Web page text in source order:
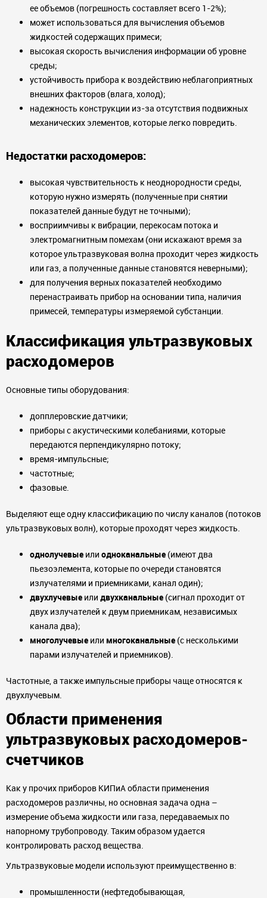
ее объемов (погрешность составляет всего 1-2%);
может использоваться для вычисления объемов
жидкостей содержащих примеси;
высокая скорость вычисления информации об уровне
среды;
устойчивость прибора к воздействию неблагоприятных
внешних факторов (влага, холод);
надежность конструкции из-за отсутствия подвижных
механических элементов, которые легко повредить.
Недостатки расходомеров:
высокая чувствительность к неоднородности среды,
которую нужно измерять (полученные при снятии
показателей данные будут не точными);
восприимчивы к вибрации, перекосам потока и
электромагнитным помехам (они искажают время за
которое ультразвуковая волна проходит через жидкость
или газ, а полученные данные становятся неверными);
для получения верных показателей необходимо
перенастраивать прибор на основании типа, наличия
примесей, температуры измеряемой субстанции.
Классификация ультразвуковых
расходомеров
Основные типы оборудования:
допплеровские датчики;
приборы с акустическими колебаниями, которые
передаются перпендикулярно потоку;
время-импульсные;
частотные;
фазовые.
Выделяют еще одну классификацию по числу каналов (потоков
ультразвуковых волн), которые проходят через жидкость.
однолучевые или одноканальные (имеют два
пьезоэлемента, которые по очереди становятся
излучателями и приемниками, канал один);
двухлучевые или двухканальные (сигнал проходит от
двух излучателей к двум приемникам, независимых
канала два);
многолучевые или многоканальные (с несколькими
парами излучателей и приемников).
Частотные, а также импульсные приборы чаще относятся к
двухлучевым.
Области применения
ультразвуковых расходомеров-
счетчиков
Как у прочих приборов КИПиА области применения
расходомеров различны, но основная задача одна –
измерение объема жидкости или газа, передаваемых по
напорному трубопроводу. Таким образом удается
контролировать расход вещества.
Ультразвуковые модели используют преимущественно в:
промышленности (нефтедобывающая,